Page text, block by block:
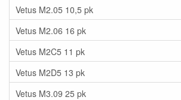
Vetus M2.05 10,5 pk
Vetus M2.06 16 pk
Vetus M2C5 11 pk
Vetus M2D5 13 pk
Vetus M3.09 25 pk